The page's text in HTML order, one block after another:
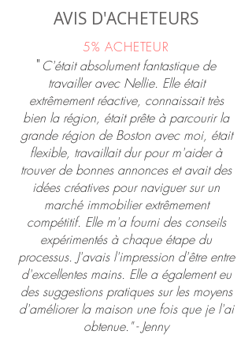
AVIS D'ACHETEURS
5% ACHETEUR
" C'était absolument fantastique de
travailler avec Nellie. Elle était
extrêmement réactive, connaissait très
bien la région, était prête à parcourir la
grande région de Boston avec moi, était
flexible, travaillait dur pour m'aider à
trouver de bonnes annonces et avait des
idées créatives pour naviguer sur un
marché immobilier extrêmement
compétitif. Elle m'a fourni des conseils
expérimentés à chaque étape du
processus. J'avais l'impression d'être entre
d'excellentes mains. Elle a également eu
des suggestions pratiques sur les moyens
d'améliorer la maison une fois que je l'ai
obtenue." - Jenny